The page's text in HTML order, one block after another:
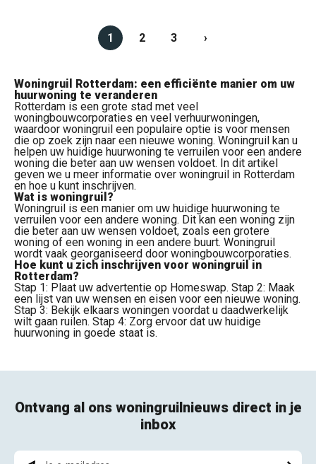
1 2 3 ›
Woningruil Rotterdam: een efficiënte manier om uw
huurwoning te veranderen
Rotterdam is een grote stad met veel
woningbouwcorporaties en veel verhuurwoningen,
waardoor woningruil een populaire optie is voor mensen
die op zoek zijn naar een nieuwe woning. Woningruil kan u
helpen uw huidige huurwoning te verruilen voor een andere
woning die beter aan uw wensen voldoet. In dit artikel
geven we u meer informatie over woningruil in Rotterdam
en hoe u kunt inschrijven.
Wat is woningruil?
Woningruil is een manier om uw huidige huurwoning te
verruilen voor een andere woning. Dit kan een woning zijn
die beter aan uw wensen voldoet, zoals een grotere
woning of een woning in een andere buurt. Woningruil
wordt vaak georganiseerd door woningbouwcorporaties.
Hoe kunt u zich inschrijven voor woningruil in
Rotterdam?
Stap 1: Plaat uw advertentie op Homeswap. Stap 2: Maak
een lijst van uw wensen en eisen voor een nieuwe woning.
Stap 3: Bekijk elkaars woningen voordat u daadwerkelijk
wilt gaan ruilen. Stap 4: Zorg ervoor dat uw huidige
huurwoning in goede staat is.
Ontvang al ons woningruilnieuws direct in je
inbox